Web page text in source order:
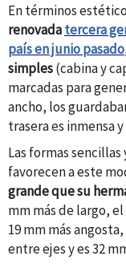
En términos
renovadatercera
país en junio pasado
simples(cabina y
marcadas para
ancho, los
trasera es inmensa
Las formas
favorecen a este
grande que su
mm más de largo,
19 mm más
entre ejes y es 32